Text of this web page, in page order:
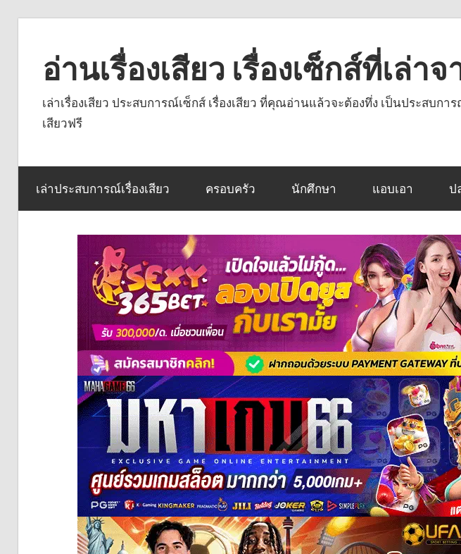
contentอ่านเรื่องเสียว เรื่องเซ็กส์ที่เล่
เล่าเรื่องเสียว ประสบการณ์เซ็กส์ เรื่องเสียว ที่คุณอ่านแล้วจะต้องทึ่ง เป็นประสบ
เสียวฟรี
เล่าประสบการณ์เรื่องเสียว ครอบครัว นักศึกษา แอบเอา ป